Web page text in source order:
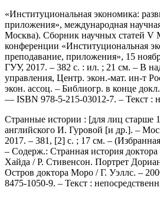
«Институциональная экономика:
приложения», международная
Москва). Сборник научных статей V
конференции «Институциональная
преподавание, приложения», 15
ГУУ, 2017. – 382 с. : ил. ; 21 см. – В
управления, Центр. экон.-мат. ин-т
экон. ассоц. – Библиогр. в конце
— ISBN 978-5-215-03012-7. – Текст :
Странные истории : [для лиц старше
английского И. Гуровой [и др.]. –
2017. – 381, [2] с. ; 17 см. –
– Содерж.: Странная история
Хайда / Р. Стивенсон. Портрет
Остров доктора Моро / Г. Уэллс. –
8475-1050-9. – Текст :